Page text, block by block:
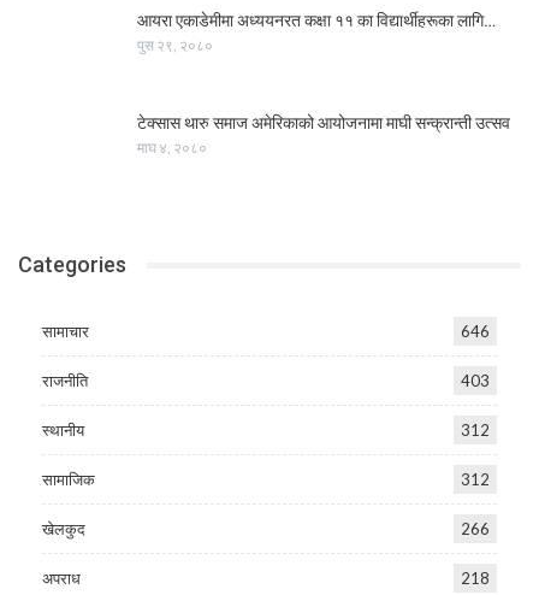
आयरा एकाडेमीमा अध्ययनरत कक्षा ११ का विद्यार्थीहरूका लागि…
पुस २९, २०८०
टेक्सास थारु समाज अमेरिकाको आयोजनामा माघी सन्क्रान्ती उत्सव
माघ ४, २०८०
Categories
सामाचार 646
राजनीति 403
स्थानीय 312
सामाजिक 312
खेलकुद 266
अपराध 218